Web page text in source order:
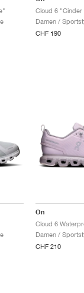
Cloud 6 "Cinder
Damen /
CHF 190
On
Damen /
CHF 210